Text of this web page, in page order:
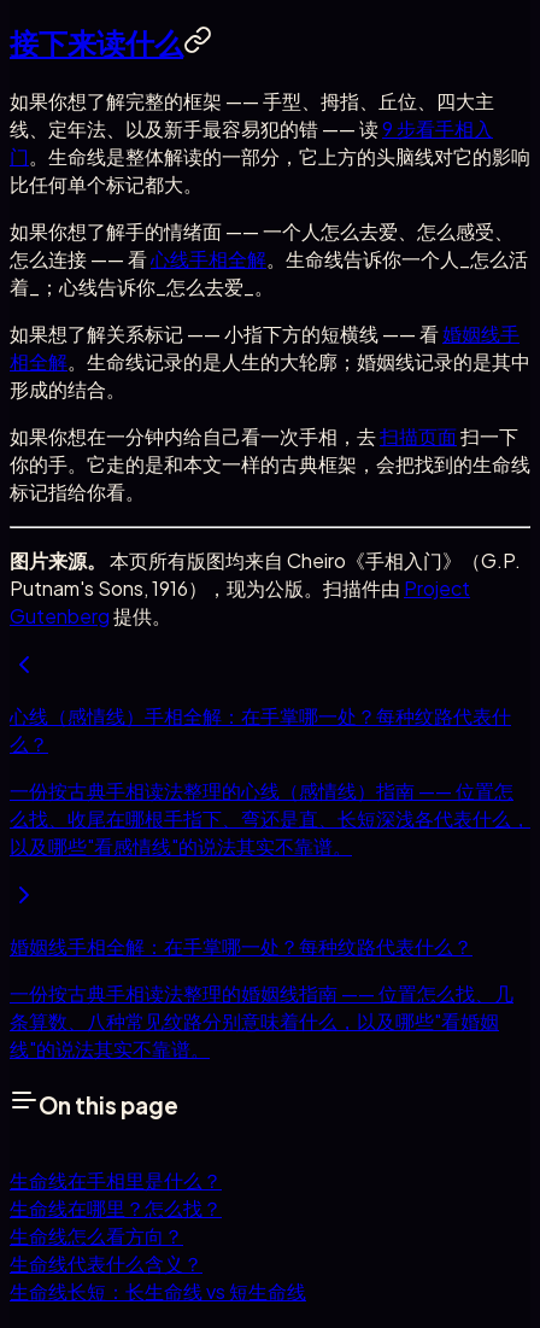
接下来读什么
如果你想了解完整的框架 —— 手型、拇指、丘位、四大主
线、定年法、以及新手最容易犯的错 —— 读9 步看手相入
门。生命线是整体解读的一部分，它上方的头脑线对它的影响
比任何单个标记都大。
如果你想了解手的情绪面 —— 一个人怎么去爱、怎么感受、
怎么连接 —— 看心线手相全解。生命线告诉你一个人_怎么活
着_；心线告诉你_怎么去爱_。
如果想了解关系标记 —— 小指下方的短横线 —— 看婚姻线手
相全解。生命线记录的是人生的大轮廓；婚姻线记录的是其中
形成的结合。
如果你想在一分钟内给自己看一次手相，去扫描页面扫一下
你的手。它走的是和本文一样的古典框架，会把找到的生命线
标记指给你看。
图片来源。
本页所有版图均来自 Cheiro《手相入门》（G.P.
Putnam's Sons, 1916），现为公版。扫描件由 Project
Gutenberg提供。
心线（感情线）手相全解：在手掌哪一处？每种纹路代表什
么？
一份按古典手相读法整理的心线（感情线）指南 —— 位置怎
么找、收尾在哪根手指下、弯还是直、长短深浅各代表什么，
以及哪些"看感情线"的说法其实不靠谱。
婚姻线手相全解：在手掌哪一处？每种纹路代表什么？
一份按古典手相读法整理的婚姻线指南 —— 位置怎么找、几
条算数、八种常见纹路分别意味着什么，以及哪些"看婚姻
线"的说法其实不靠谱。
On this page
生命线在手相里是什么？
生命线在哪里？怎么找？
生命线怎么看方向？
生命线代表什么含义？
生命线长短：长生命线 vs 短生命线